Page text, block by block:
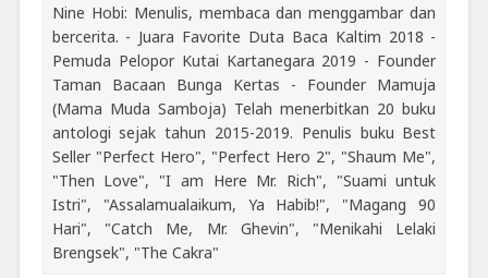
Nine Hobi: Menulis, membaca dan menggambar dan
bercerita. - Juara Favorite Duta Baca Kaltim 2018 -
Pemuda Pelopor Kutai Kartanegara 2019 - Founder
Taman Bacaan Bunga Kertas - Founder Mamuja
(Mama Muda Samboja) Telah menerbitkan 20 buku
antologi sejak tahun 2015-2019. Penulis buku Best
Seller "Perfect Hero", "Perfect Hero 2", "Shaum Me",
"Then Love", "I am Here Mr. Rich", "Suami untuk
Istri", "Assalamualaikum, Ya Habib!", "Magang 90
Hari", "Catch Me, Mr. Ghevin", "Menikahi Lelaki
Brengsek", "The Cakra"